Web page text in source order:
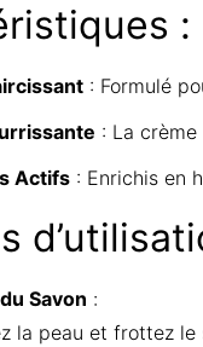
:
: Formulé
: La
Actifs: Enrichis en
Savon :
la peau et frottez le